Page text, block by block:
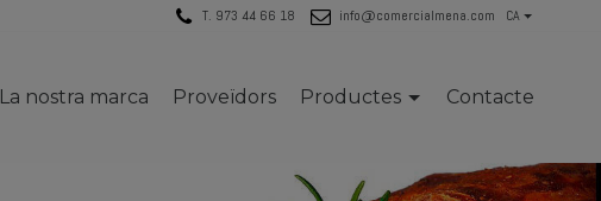
T. 973 44 66 18 info@comercialmena.com CA
La nostra marca Proveïdors Productes Contacte